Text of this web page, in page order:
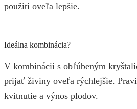
použití oveľa lepšie.
Ideálna kombinácia?
V kombinácii s obľúbeným
prijať živiny oveľa rýchlejšie.
kvitnutie a výnos plodov.